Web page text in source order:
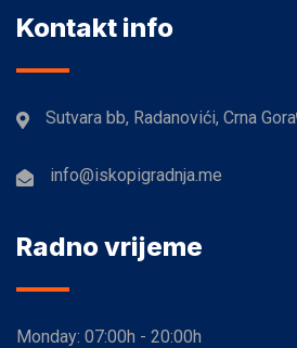
Kontakt info
Sutvara bb, Radanovići, Crna Gora
info@iskopigradnja.me
Radno vrijeme
Monday: 07:00h - 20:00h